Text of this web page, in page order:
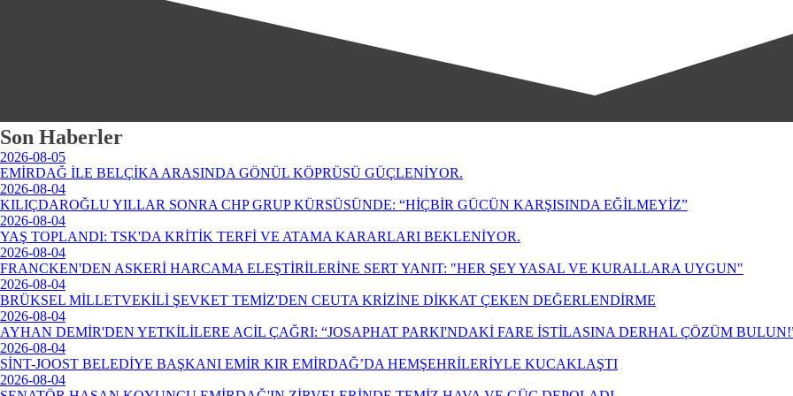
Son Haberler
2026-08-05
EMİRDAĞ İLE BELÇİKA ARASINDA GÖNÜL KÖPRÜSÜ GÜÇLENİYOR.
2026-08-04
KILIÇDAROĞLU YILLAR SONRA CHP GRUP KÜRSÜSÜNDE: “HİÇBİR GÜCÜN KARŞISINDA EĞİLMEYİZ”
2026-08-04
YAŞ TOPLANDI: TSK'DA KRİTİK TERFİ VE ATAMA KARARLARI BEKLENİYOR.
2026-08-04
FRANCKEN'DEN ASKERİ HARCAMA ELEŞTİRİLERİNE SERT YANIT: "HER ŞEY YASAL VE KURALLARA UYGUN"
2026-08-04
BRÜKSEL MİLLETVEKİLİ ŞEVKET TEMİZ'DEN CEUTA KRİZİNE DİKKAT ÇEKEN DEĞERLENDİRME
2026-08-04
AYHAN DEMİR'DEN YETKİLİLERE ACİL ÇAĞRI: “JOSAPHAT PARKI'NDAKİ FARE İSTİLASINA DERHAL ÇÖZÜM
2026-08-04
SİNT-JOOST BELEDİYE BAŞKANI EMİR KIR EMİRDAĞ’DA HEMŞEHRİLERİYLE KUCAKLAŞTI
2026-08-04